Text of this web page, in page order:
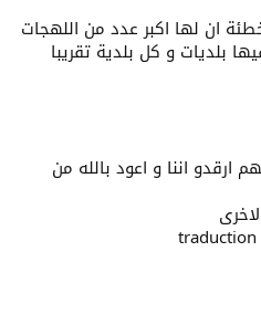
ان لها اكبر عدد من اللهجات
فيها بلديات و كل بلدية تقريبا
ارقدو اننا و اعود بالله من